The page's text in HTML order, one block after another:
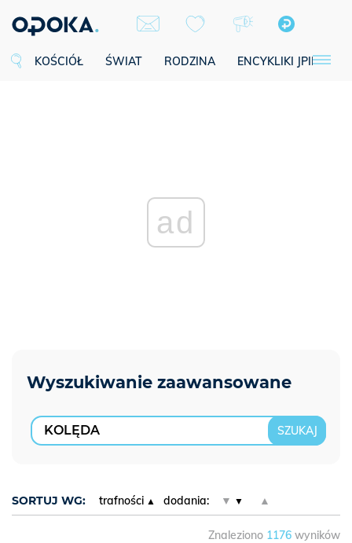
KOŚCIÓŁ ŚWIAT RODZINA ENCYKLIKI JPII
ad
SORTUJ WG: trafności dodania: ▼ ▲
Znaleziono 1176 wyników